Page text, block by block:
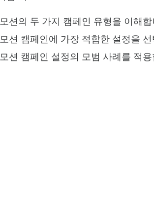
션의 두 가지 캠페인 유형을 이해합
션 캠페인에 가장 적합한 설정을
션 캠페인 설정의 모범 사례를 적